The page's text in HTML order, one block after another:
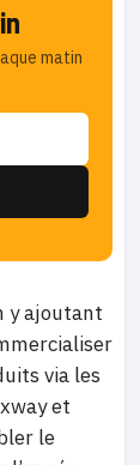
matin
y ajoutant
via les
et
le